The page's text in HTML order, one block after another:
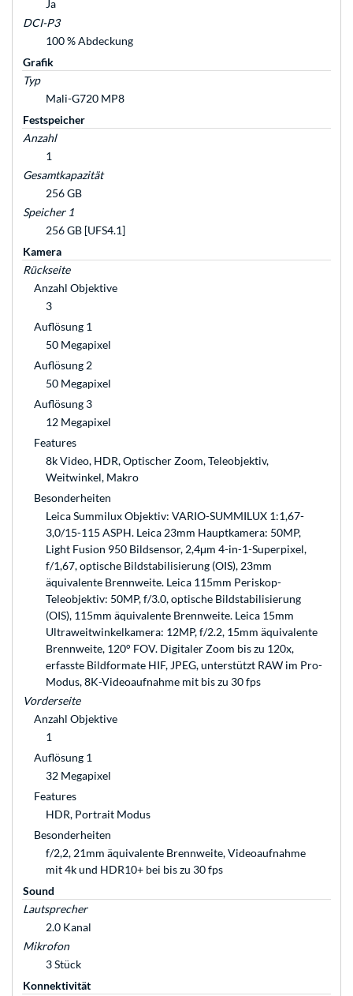
Ja
DCI-P3
100 % Abdeckung
Grafik
Typ
Mali-G720 MP8
Festspeicher
Anzahl
1
Gesamtkapazität
256 GB
Speicher 1
256 GB [UFS4.1]
Kamera
Rückseite
Anzahl Objektive
3
Auflösung 1
50 Megapixel
Auflösung 2
50 Megapixel
Auflösung 3
12 Megapixel
Features
8k Video, HDR, Optischer Zoom, Teleobjektiv,
Weitwinkel, Makro
Besonderheiten
Leica Summilux Objektiv: VARIO-SUMMILUX 1:1,67-
3,0/15-115 ASPH. Leica 23mm Hauptkamera: 50MP,
Light Fusion 950 Bildsensor, 2,4μm 4-in-1-Superpixel,
f/1,67, optische Bildstabilisierung (OIS), 23mm
äquivalente Brennweite. Leica 115mm Periskop-
Teleobjektiv: 50MP, f/3.0, optische Bildstabilisierung
(OIS), 115mm äquivalente Brennweite. Leica 15mm
Ultraweitwinkelkamera: 12MP, f/2.2, 15mm äquivalente
Brennweite, 120° FOV. Digitaler Zoom bis zu 120x,
erfasste Bildformate HIF, JPEG, unterstützt RAW im Pro-
Modus, 8K-Videoaufnahme mit bis zu 30 fps
Vorderseite
Anzahl Objektive
1
Auflösung 1
32 Megapixel
Features
HDR, Portrait Modus
Besonderheiten
f/2,2, 21mm äquivalente Brennweite, Videoaufnahme
mit 4k und HDR10+ bei bis zu 30 fps
Sound
Lautsprecher
2.0 Kanal
Mikrofon
3 Stück
Konnektivität